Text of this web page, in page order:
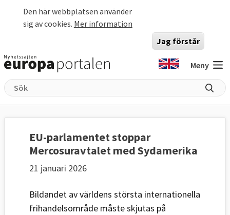
Den här webbplatsen använder
sig av cookies. Mer information
Jag förstår
Meny
EU-parlamentet stoppar
Mercosuravtalet med Sydamerika
21 januari 2026
Bildandet av världens största internationella
frihandelsområde måste skjutas på